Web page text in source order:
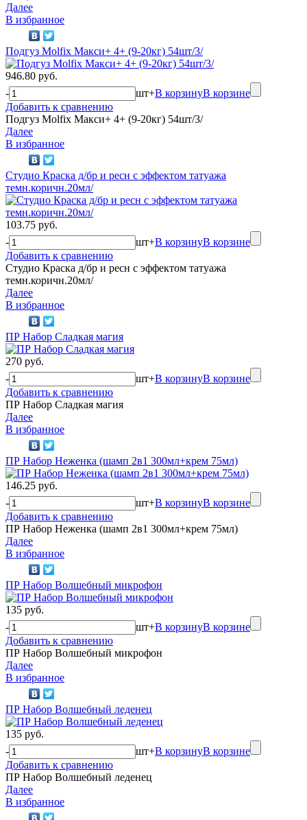
Далее
В избранное
Подгуз Molfix Макси+ 4+ (9-20кг) 54шт/3/
946.80 руб.
-
шт+В корзинуВ корзине
Добавить к сравнению
Подгуз Molfix Макси+ 4+ (9-20кг) 54шт/3/
Далее
В избранное
Студио Краска д/бр и ресн с эффектом татуажа
темн.коричн.20мл/
103.75 руб.
-
шт+В корзинуВ корзине
Добавить к сравнению
Студио Краска д/бр и ресн с эффектом татуажа
темн.коричн.20мл/
Далее
В избранное
ПР Набор Сладкая магия
270 руб.
-
шт+В корзинуВ корзине
Добавить к сравнению
ПР Набор Сладкая магия
Далее
В избранное
ПР Набор Неженка (шамп 2в1 300мл+крем 75мл)
146.25 руб.
-
шт+В корзинуВ корзине
Добавить к сравнению
ПР Набор Неженка (шамп 2в1 300мл+крем 75мл)
Далее
В избранное
ПР Набор Волшебный микрофон
135 руб.
-
шт+В корзинуВ корзине
Добавить к сравнению
ПР Набор Волшебный микрофон
Далее
В избранное
ПР Набор Волшебный леденец
135 руб.
-
шт+В корзинуВ корзине
Добавить к сравнению
ПР Набор Волшебный леденец
Далее
В избранное